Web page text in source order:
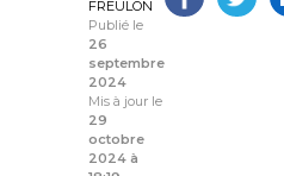
FREULON
Publié le
26
septembre
2024
Mis à jour le
29
octobre
2024 à